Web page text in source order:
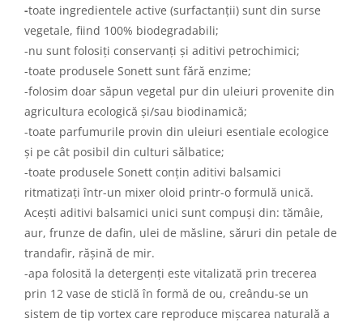
-toate ingredientele active (surfactanții) sunt din surse
vegetale, fiind 100% biodegradabili;
-nu sunt folosiți conservanți și aditivi petrochimici;
-toate produsele Sonett sunt fără enzime;
-folosim doar săpun vegetal pur din uleiuri provenite din
agricultura ecologică și/sau biodinamică;
-toate parfumurile provin din uleiuri esentiale ecologice
și pe cât posibil din culturi sălbatice;
-toate produsele Sonett conțin aditivi balsamici
ritmatizați într-un mixer oloid printr-o formulă unică.
Acești aditivi balsamici unici sunt compuși din: tămâie,
aur, frunze de dafin, ulei de măsline, săruri din petale de
trandafir, rășină de mir.
-apa folosită la detergenți este vitalizată prin trecerea
prin 12 vase de sticlă în formă de ou, creându-se un
sistem de tip vortex care reproduce mișcarea naturală a